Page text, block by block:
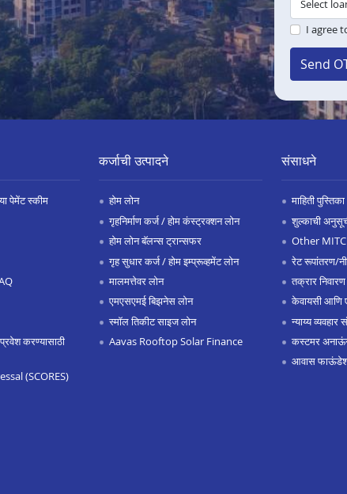
I agree
Send
पेमेंट स्कीम
करण्यासाठी
(SCORES)
कर्जाची उत्पादने
होम लोन
गृहनिर्माण कर्ज / होम कंस्ट्रक्शन लोन
होम लोन बॅलन्स ट्रान्सफर
गृह सुधार कर्ज / होम इम्प्रूव्हमेंट लोन
मालमत्तेवर लोन
एमएसएमई बिझनेस लोन
स्मॉल तिकीट साइज लोन
Aavas Rooftop Solar Finance
संसाधने
माहिती पुस्तिका
शुल्काची
Other MITC
रेट रूपांतरण/
तक्रार
केवायसी आणि
न्याय्य व्यवहार
कस्टमर
आवास